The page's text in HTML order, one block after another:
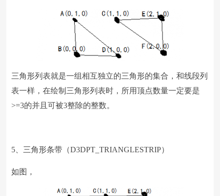
三角形列表就是一组相互独立的三角形的集合，和线段列
表一样，在绘制三角形列表时，所用顶点数量一定要是
>=3的并且可被3整除的整数。
5、三角形条带（D3DPT_TRIANGLESTRIP）
如图，